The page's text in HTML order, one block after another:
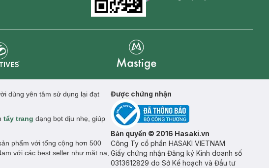
dùng yên tâm sử dụng lại đạt
tẩy trang dạng bọt dịu nhẹ, giúp
phẩm với tổng cộng hơn 500
với các best seller như mặt nạ,
Được chứng nhận
Bản quyền © 2016 Hasaki.vn
Công Ty cổ phần HASAKI VIETNAM
Giấy chứng nhận Đăng ký Kinh doanh số
0313612829 do Sở Kế hoạch và Đầu tư